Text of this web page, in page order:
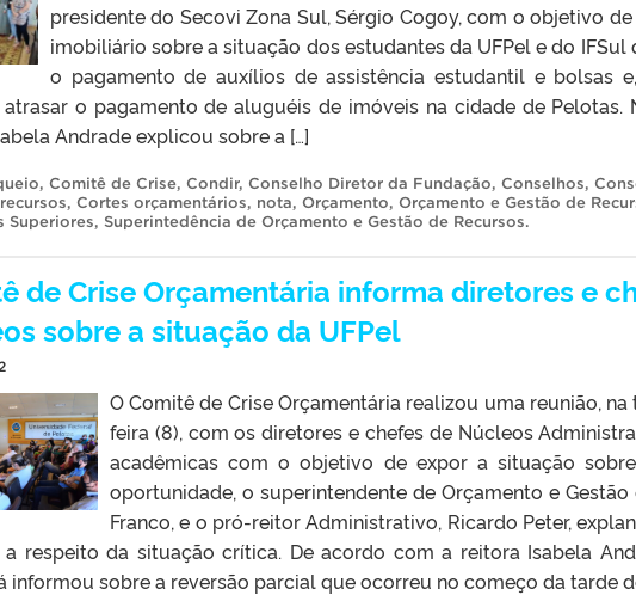
presidente do Secovi Zona Sul, Sérgio Cogoy, com o objetivo
imobiliário sobre a situação dos estudantes da UFPel e do IFSul
o pagamento de auxílios de assistência estudantil e bolsas
o pagamento de aluguéis de imóveis na cidade de Pelotas.
Andrade explicou sobre a […]
, Comitê de Crise, Condir, Conselho Diretor da Fundação, Conselhos,
, Cortes orçamentários, nota, Orçamento, Orçamento e Gestão de
Superiores, Superintedência de Orçamento e Gestão de Recursos.
de Crise Orçamentária informa diretores e
sobre a situação da UFPel
O Comitê de Crise Orçamentária realizou uma reunião,
feira (8), com os diretores e chefes de Núcleos
acadêmicas com o objetivo de expor a situação
oportunidade, o superintendente de Orçamento e Gestão
Franco, e o pró-reitor Administrativo, Ricardo Peter,
a respeito da situação crítica. De acordo com a reitora Isabela
informou sobre a reversão parcial que ocorreu no começo da tarde